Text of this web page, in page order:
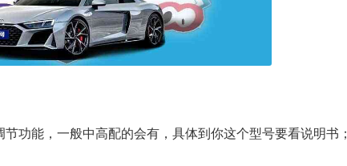
功能，一般中高配的会有，具体到你这个型号要看说明书；